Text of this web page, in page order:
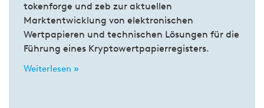
tokenforge und zeb zur aktuellen
Marktentwicklung von elektronischen
Wertpapieren und technischen Lösungen für die
Führung eines Kryptowertpapierregisters.
Weiterlesen »